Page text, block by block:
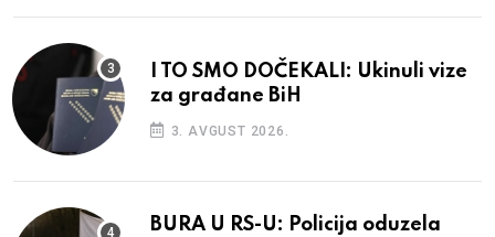
I TO SMO DOČEKALI: Ukinuli vize
za građane BiH
3. AVGUST 2026.
BURA U RS-U: Policija oduzela